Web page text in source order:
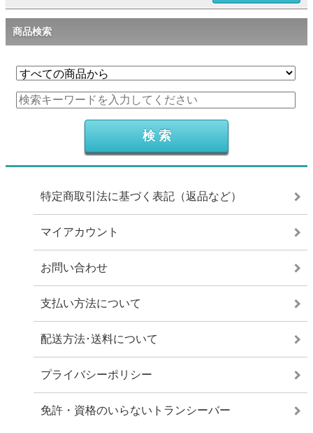
商品検索
特定商取引法に基づく表記（返品など）
マイアカウント
お問い合わせ
支払い方法について
配送方法･送料について
プライバシーポリシー
免許・資格のいらないトランシーバー